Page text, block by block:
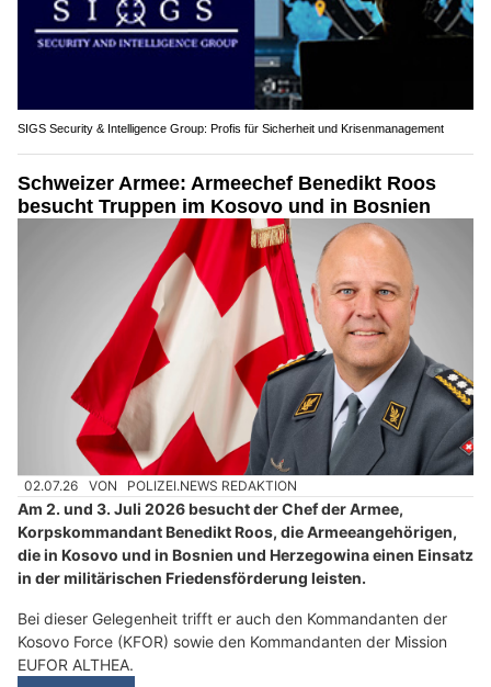
SIGS Security & Intelligence Group: Profis für Sicherheit und Krisenmanagement
Schweizer Armee: Armeechef Benedikt Roos
besucht Truppen im Kosovo und in Bosnien
02.07.26 VON POLIZEI.NEWS REDAKTION
Am 2. und 3. Juli 2026 besucht der Chef der Armee,
Korpskommandant Benedikt Roos, die Armeeangehörigen,
die in Kosovo und in Bosnien und Herzegowina einen Einsatz
in der militärischen Friedensförderung leisten.
Bei dieser Gelegenheit trifft er auch den Kommandanten der
Kosovo Force (KFOR) sowie den Kommandanten der Mission
EUFOR ALTHEA.